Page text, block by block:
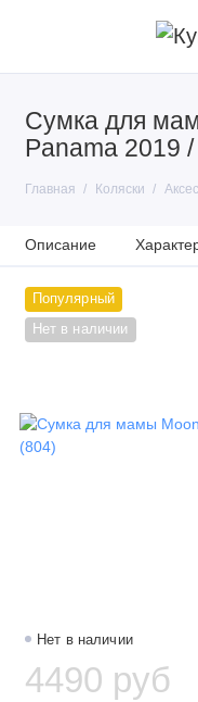
Сумка для
Panama 2019
Главная Коляски
Описание
Популярный
Нет в наличии
Нет в наличии
4490 руб